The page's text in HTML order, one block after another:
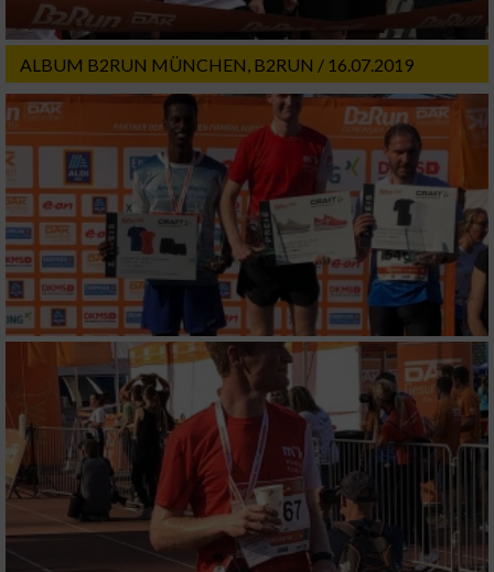
ALBUM B2RUN MÜNCHEN, B2RUN / 16.07.2019
Messung der Werbeleistung
Messung der Performance von Inhalten
Analyse von Zielgruppen durch Statistiken
oder Kombinationen von Daten aus
verschiedenen Quellen
Entwicklung und Verbesserung der Angebote
Verwendung reduzierter Daten zur Auswahl
von Inhalten
IAB-Besonderheiten:
Verwendung genauer Standortdaten
Geräte anhand von aktiv angeforderten
Informationen identifizieren
Nicht-IAB-Verarbeitungszwecke: